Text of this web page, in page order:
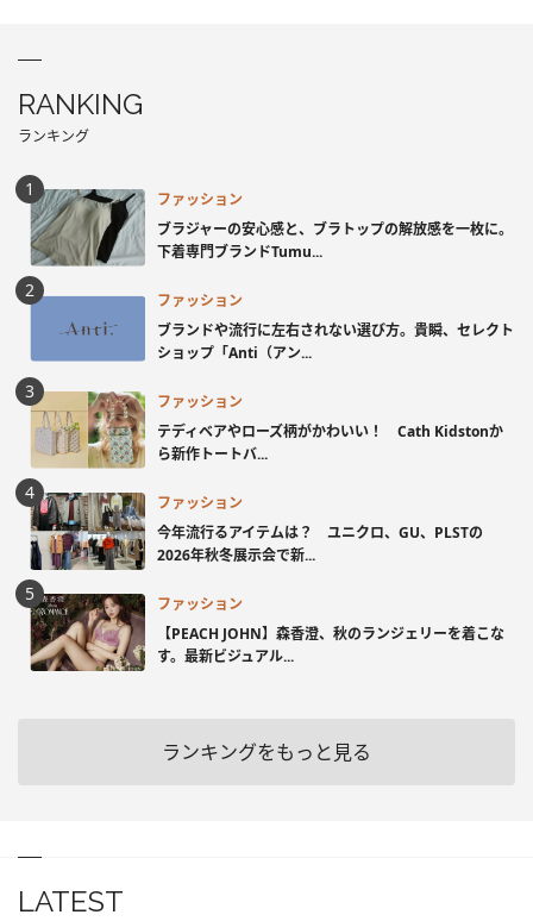
RANKING
ランキング
ファッション
ブラジャーの安心感と、ブラトップの解放感を一枚に。
下着専門ブランドTumu...
ファッション
ブランドや流行に左右されない選び方。貴瞬、セレクト
ショップ「Anti（アン...
ファッション
テディベアやローズ柄がかわいい！ Cath Kidstonか
ら新作トートバ...
ファッション
今年流行るアイテムは？ ユニクロ、GU、PLSTの
2026年秋冬展示会で新...
ファッション
【PEACH JOHN】森香澄、秋のランジェリーを着こな
す。最新ビジュアル...
ランキングをもっと見る
LATEST